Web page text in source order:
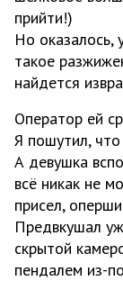
прийти!)
Но оказалось,
такое
найдется
Оператор ей
Я пошутил,
А девушка
всё никак не
присел,
Предвкушал
скрытой
пендалем из-